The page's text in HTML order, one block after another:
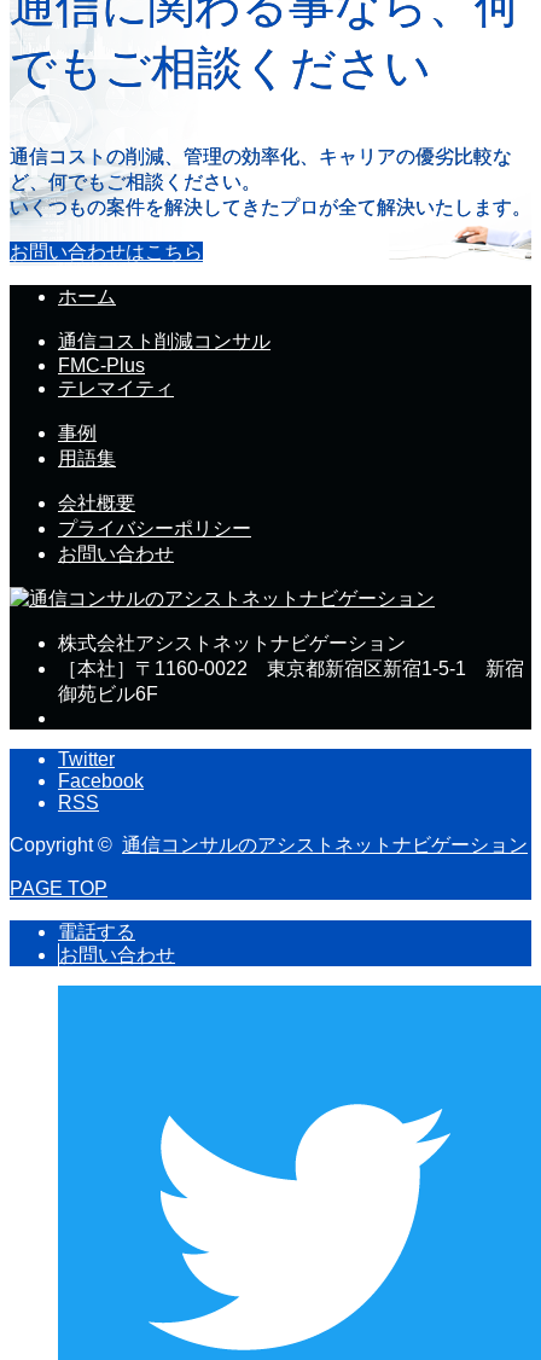
でもご相談ください
通信コストの削減、管理の効率化、キャリアの優劣比較な
ど、何でもご相談ください。
いくつもの案件を解決してきたプロが全て解決いたします。
お問い合わせはこちら
ホーム
通信コスト削減コンサル
FMC-Plus
テレマイティ
事例
用語集
会社概要
プライバシーポリシー
お問い合わせ
株式会社アシストネットナビゲーション
［本社］〒1160-0022 東京都新宿区新宿1-5-1 新宿
御苑ビル6F
Twitter
Facebook
RSS
Copyright © 通信コンサルのアシストネットナビゲーション
PAGE TOP
電話する
お問い合わせ